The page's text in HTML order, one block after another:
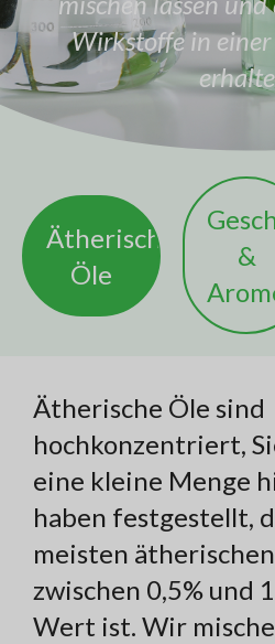
Wirkstoffe in
Ätherische
Öle
&
Ätherische Öle sind
hochkonzentriert,
eine kleine Menge
haben festgestellt,
meisten
zwischen 0,5% und
Wert ist. Wir